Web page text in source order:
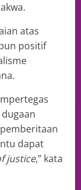
atas
positif
dapat
justice,” kata